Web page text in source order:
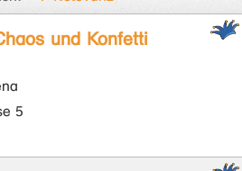
und Konfetti
5